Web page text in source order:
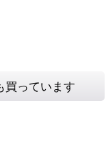
買っています